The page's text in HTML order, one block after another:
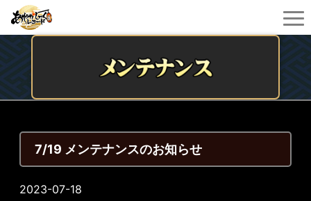
7/19 メンテナンスのお知らせ
2023-07-18